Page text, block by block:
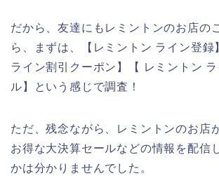
だから、友達にもレミントンのお店の
ら、まずは、【レミントン ライン登録
ライン割引クーポン】【 レミントン
ル】という感じで調査！
ただ、残念ながら、レミントンのお店
お得な大決算セールなどの情報を配信
かは分かりませんでした。